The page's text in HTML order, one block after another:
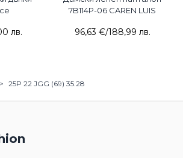
лв.
7B114P-06 CAREN LUIS
96,63 €/188,99 лв.
> 25P 22 JGG (69) 35.28